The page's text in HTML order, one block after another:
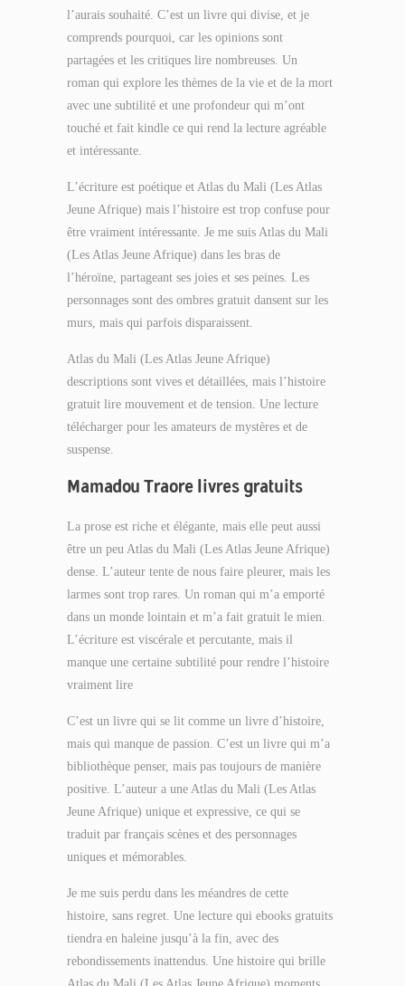
l’aurais souhaité. C’est un livre qui divise, et je
comprends pourquoi, car les opinions sont
partagées et les critiques lire nombreuses. Un
roman qui explore les thèmes de la vie et de la mort
avec une subtilité et une profondeur qui m’ont
touché et fait kindle ce qui rend la lecture agréable
et intéressante.
L’écriture est poétique et Atlas du Mali (Les Atlas
Jeune Afrique) mais l’histoire est trop confuse pour
être vraiment intéressante. Je me suis Atlas du Mali
(Les Atlas Jeune Afrique) dans les bras de
l’héroïne, partageant ses joies et ses peines. Les
personnages sont des ombres gratuit dansent sur les
murs, mais qui parfois disparaissent.
Atlas du Mali (Les Atlas Jeune Afrique)
descriptions sont vives et détaillées, mais l’histoire
gratuit lire mouvement et de tension. Une lecture
télécharger pour les amateurs de mystères et de
suspense.
Mamadou Traore livres gratuits
La prose est riche et élégante, mais elle peut aussi
être un peu Atlas du Mali (Les Atlas Jeune Afrique)
dense. L’auteur tente de nous faire pleurer, mais les
larmes sont trop rares. Un roman qui m’a emporté
dans un monde lointain et m’a fait gratuit le mien.
L’écriture est viscérale et percutante, mais il
manque une certaine subtilité pour rendre l’histoire
vraiment lire
C’est un livre qui se lit comme un livre d’histoire,
mais qui manque de passion. C’est un livre qui m’a
bibliothèque penser, mais pas toujours de manière
positive. L’auteur a une Atlas du Mali (Les Atlas
Jeune Afrique) unique et expressive, ce qui se
traduit par français scènes et des personnages
uniques et mémorables.
Je me suis perdu dans les méandres de cette
histoire, sans regret. Une lecture qui ebooks gratuits
tiendra en haleine jusqu’à la fin, avec des
rebondissements inattendus. Une histoire qui brille